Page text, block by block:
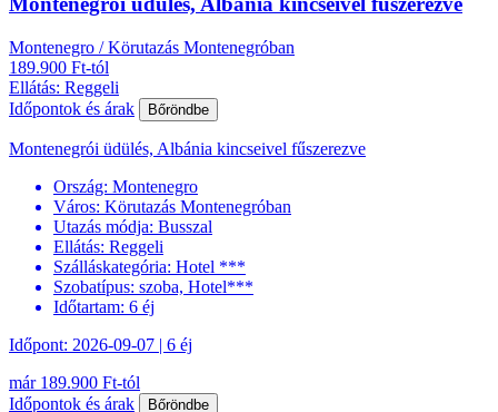
Montenegro / Körutazás Montenegróban
189.900 Ft-tól
Ellátás: Reggeli
Időpontok és árak
Bőröndbe
Montenegrói üdülés, Albánia kincseivel fűszerezve
Ország: Montenegro
Város: Körutazás Montenegróban
Utazás módja: Busszal
Ellátás: Reggeli
Szálláskategória: Hotel ***
Szobatípus: szoba, Hotel***
Időtartam: 6 éj
Időpont: 2026-09-07 | 6 éj
már 189.900 Ft-tól
Időpontok és árak
Bőröndbe